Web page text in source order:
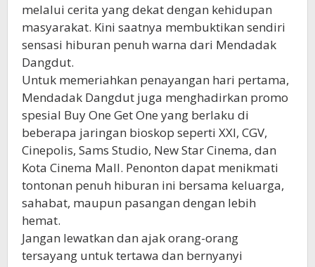
melalui cerita yang dekat dengan kehidupan
masyarakat. Kini saatnya membuktikan sendiri
sensasi hiburan penuh warna dari Mendadak
Dangdut.
Untuk memeriahkan penayangan hari pertama,
Mendadak Dangdut juga menghadirkan promo
spesial Buy One Get One yang berlaku di
beberapa jaringan bioskop seperti XXI, CGV,
Cinepolis, Sams Studio, New Star Cinema, dan
Kota Cinema Mall. Penonton dapat menikmati
tontonan penuh hiburan ini bersama keluarga,
sahabat, maupun pasangan dengan lebih
hemat.
Jangan lewatkan dan ajak orang-orang
tersayang untuk tertawa dan bernyanyi